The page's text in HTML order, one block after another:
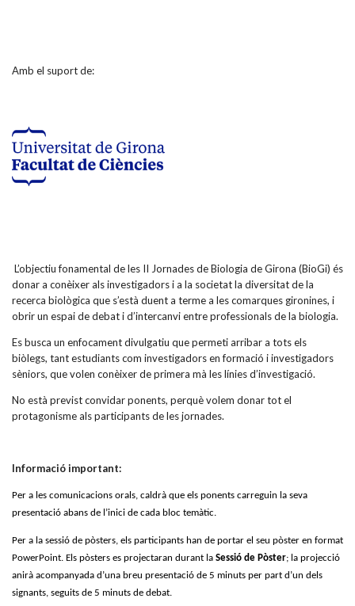
Amb el suport de:
L’objectiu fonamental de les II Jornades de Biologia de Girona (BioGi) és
donar a conèixer als investigadors i a la societat la diversitat de la
recerca biològica que s’està duent a terme a les comarques gironines, i
obrir un espai de debat i d’intercanvi entre professionals de la biologia.
Es busca un enfocament divulgatiu que permeti arribar a tots els
biòlegs, tant estudiants com investigadors en formació i investigadors
sèniors, que volen conèixer de primera mà les línies d’investigació.
No està previst convidar ponents, perquè volem donar tot el
protagonisme als participants de les jornades.
Informació important:
Per a les comunicacions orals, caldrà que els ponents carreguin la seva
presentació abans de l’inici de cada bloc temàtic.
Per a la sessió de pòsters, els participants han de portar el seu pòster en format
PowerPoint. Els pòsters es projectaran durant la Sessió de Pòster; la projecció
anirà acompanyada d’una breu presentació de 5 minuts per part d’un dels
signants, seguits de 5 minuts de debat.